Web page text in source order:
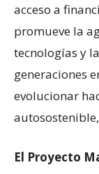
acceso a
promueve la
tecnologías y
generaciones
evolucionar
El Proyecto